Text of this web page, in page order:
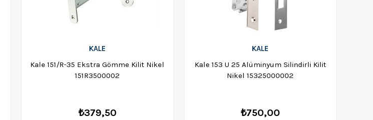
KALE
Kale 151/R-35 Ekstra Gömme Kilit Nikel
151R3500002
₺379,50
KALE
Kale 153 U 25 Alüminyum Silindirli Kilit
Nikel 15325000002
₺750,00